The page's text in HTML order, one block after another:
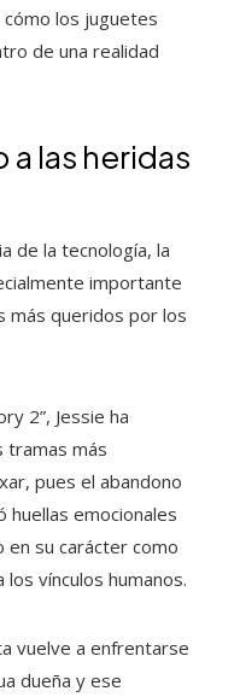
los juguetes
de una realidad
a las heridas
de la tecnología, la
importante
más queridos por los
2”, Jessie ha
tramas más
pues el abandono
emocionales
su carácter como
vínculos humanos.
vuelve a enfrentarse
dueña y ese